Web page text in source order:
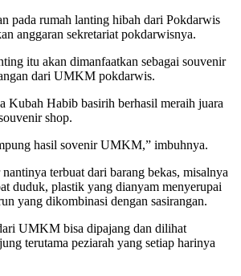
pada rumah lanting hibah dari Pokdarwis
anggaran sekretariat pokdarwisnya.
itu akan dimanfaatkan sebagai souvenir
dari UMKM pokdarwis.
Kubah Habib basirih berhasil meraih juara
shop.
hasil sovenir UMKM,” imbuhnya.
terbuat dari barang bekas, misalnya
duduk, plastik yang dianyam menyerupai
yang dikombinasi dengan sasirangan.
UMKM bisa dipajang dan dilihat
terutama peziarah yang setiap harinya